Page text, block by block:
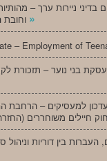
בדיני ניירות ערך –
»
– Employment of
בני נוער – תזכורת
עדכון למעסיקים – הרחבת
העברות בין דוריות